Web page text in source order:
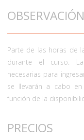
Parte de las horas de
durante el curso.
necesarias para
se llevarán a cabo
función de la
PRECIOS